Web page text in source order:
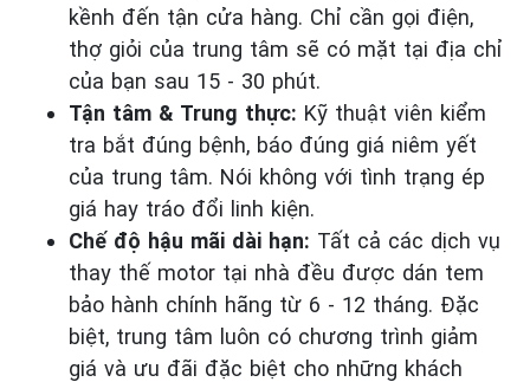
kềnh đến tận cửa hàng. Chỉ cần gọi điện,
thợ giỏi của trung tâm sẽ có mặt tại địa chỉ
của bạn sau 15 - 30 phút.
Tận tâm & Trung thực: Kỹ thuật viên kiểm
tra bắt đúng bệnh, báo đúng giá niêm yết
của trung tâm. Nói không với tình trạng ép
giá hay tráo đổi linh kiện.
Chế độ hậu mãi dài hạn: Tất cả các dịch vụ
thay thế motor tại nhà đều được dán tem
bảo hành chính hãng từ 6 - 12 tháng. Đặc
biệt, trung tâm luôn có chương trình giảm
giá và ưu đãi đặc biệt cho những khách